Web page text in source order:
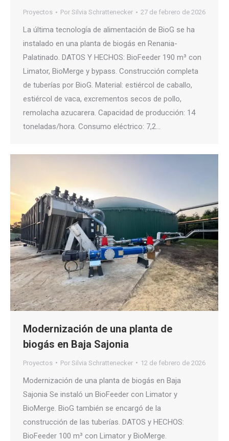
Proyectos Por Silvia Schrattenecker 27 de febrero de 2026
La última tecnología de alimentación de BioG se ha
instalado en una planta de biogás en Renania-
Palatinado. DATOS Y HECHOS: BioFeeder 190 m³ con
Limator, BioMerge y bypass. Construcción completa
de tuberías por BioG. Material: estiércol de caballo,
estiércol de vaca, excrementos secos de pollo,
remolacha azucarera. Capacidad de producción: 14
toneladas/hora. Consumo eléctrico: 7,2…
Modernización de una planta de
biogás en Baja Sajonia
Proyectos Por Silvia Schrattenecker 12 de febrero de 2026
Modernización de una planta de biogás en Baja
Sajonia Se instaló un BioFeeder con Limator y
BioMerge. BioG también se encargó de la
construcción de las tuberías. DATOS y HECHOS:
BioFeeder 100 m³ con Limator y BioMerge.